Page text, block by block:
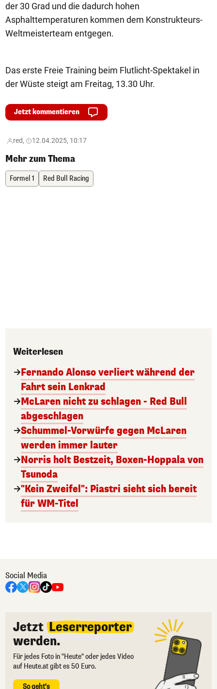
der 30 Grad und die dadurch hohen
Asphalttemperaturen kommen dem Konstrukteurs-
Weltmeisterteam entgegen.
Das erste Freie Training beim Flutlicht-Spektakel in
der Wüste steigt am Freitag, 13.30 Uhr.
Jetzt kommentieren
red, 12.04.2025, 10:17
Mehr zum Thema
Formel 1 Red Bull Racing
Weiterlesen
Fernando Alonso verliert während der
Fahrt sein Lenkrad
McLaren nicht zu schlagen - Red Bull
abgeschlagen
Schummel-Vorwürfe gegen McLaren
werden immer lauter
Norris holt Bestzeit, Boxen-Hoppala von
Tsunoda
"Kein Zweifel": Piastri sieht sich bereit
für WM-Titel
Social Media
Jetzt Leserreporter
werden.
Für jedes Foto in "Heute" oder jedes Video
auf Heute.at gibt es 50 Euro.
So geht's